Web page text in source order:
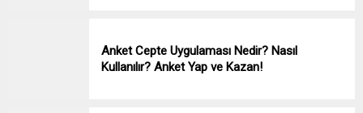
Anket Cepte Uygulaması Nedir? Nasıl
Kullanılır? Anket Yap ve Kazan!